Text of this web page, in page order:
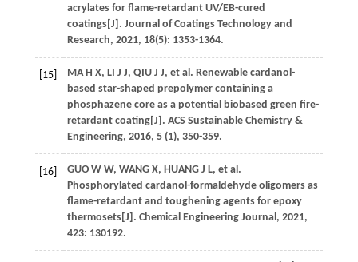
acrylates for flame-retardant UV/EB-cured
coatings[J]. Journal of Coatings Technology and
Research, 2021, 18(5): 1353-1364.
[15] MA H X, LI J J, QIU J J, et al. Renewable cardanol-
based star-shaped prepolymer containing a
phosphazene core as a potential biobased green fire-
retardant coating[J]. ACS Sustainable Chemistry &
Engineering, 2016, 5(1), 350-359.
[16] GUO W W, WANG X, HUANG J L, et al.
Phosphorylated cardanol-formaldehyde oligomers as
flame-retardant and toughening agents for epoxy
thermosets[J]. Chemical Engineering Journal, 2021,
423: 130192.